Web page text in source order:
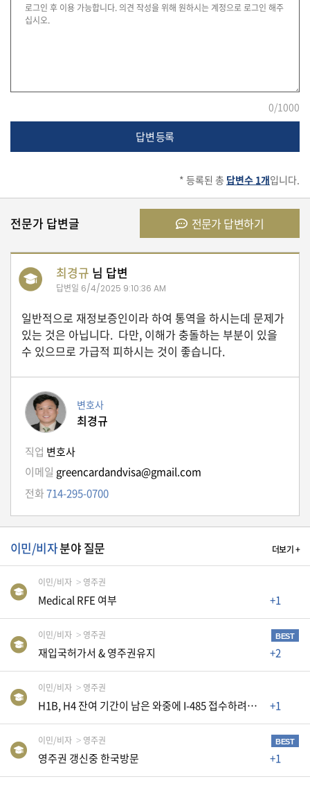
니/
학/
육
취
혜
택
비
스
전
가
럼
미
국
0/1000
답변 등록
* 등록된 총 답변수 1개입니다.
전문가 답변글 전문가 답변하기
최경규 님 답변
답변일 6/4/2025 9:10:36 AM
일반적으로 재정보증인이라 하여 통역을 하시는데 문제가
있는 것은 아닙니다. 다만, 이해가 충돌하는 부분이 있을
수 있으므로 가급적 피하시는 것이 좋습니다.
변호사
최경규
직업 변호사
이메일 greencardandvisa@gmail.com
전화714-295-0700
이민/비자분야 질문 더보기 +
이민/비자 영주권
Medical RFE 여부 +1
이민/비자 영주권 BEST
재입국허가서 & 영주권유지 +2
이민/비자 영주권
H1B, H4 잔여 기간이 남은 와중에 I-485 접수하려는데 AP카드와 EAD신청이 필요할까요 +1
이민/비자 영주권 BEST
영주권 갱신중 한국방문 +1